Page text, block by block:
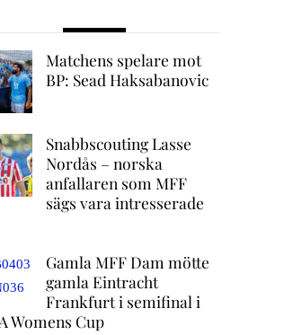
Matchens spelare mot
BP: Sead Haksabanovic
Snabbscouting Lasse
Nordås – norska
anfallaren som MFF
sägs vara intresserade
Gamla MFF Dam mötte
gamla Eintracht
Frankfurt i semifinal i
Womens Cup